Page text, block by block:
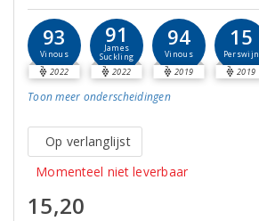
93
Vinous
2022
91
James
Suckling
2022
94
Vinous
2019
15
Perswijn
2019
Toon meer onderscheidingen
Op verlanglijst
Momenteel niet leverbaar
15,20